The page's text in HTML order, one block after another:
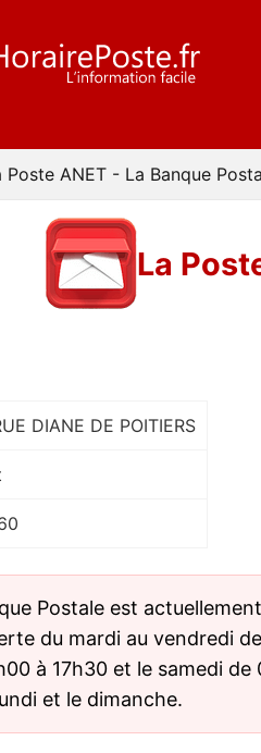
Poste ANET - La Banque
La
DIANE DE POITIERS
Postale est actuellement
du mardi au vendredi
à 17h30 et le samedi de
et le dimanche.